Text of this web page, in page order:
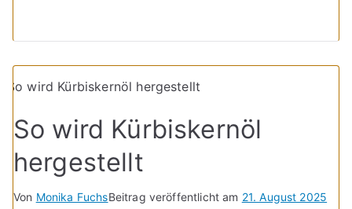
So wird Kürbiskernöl
hergestellt
Von Monika FuchsBeitrag veröffentlicht am 21. August 2025